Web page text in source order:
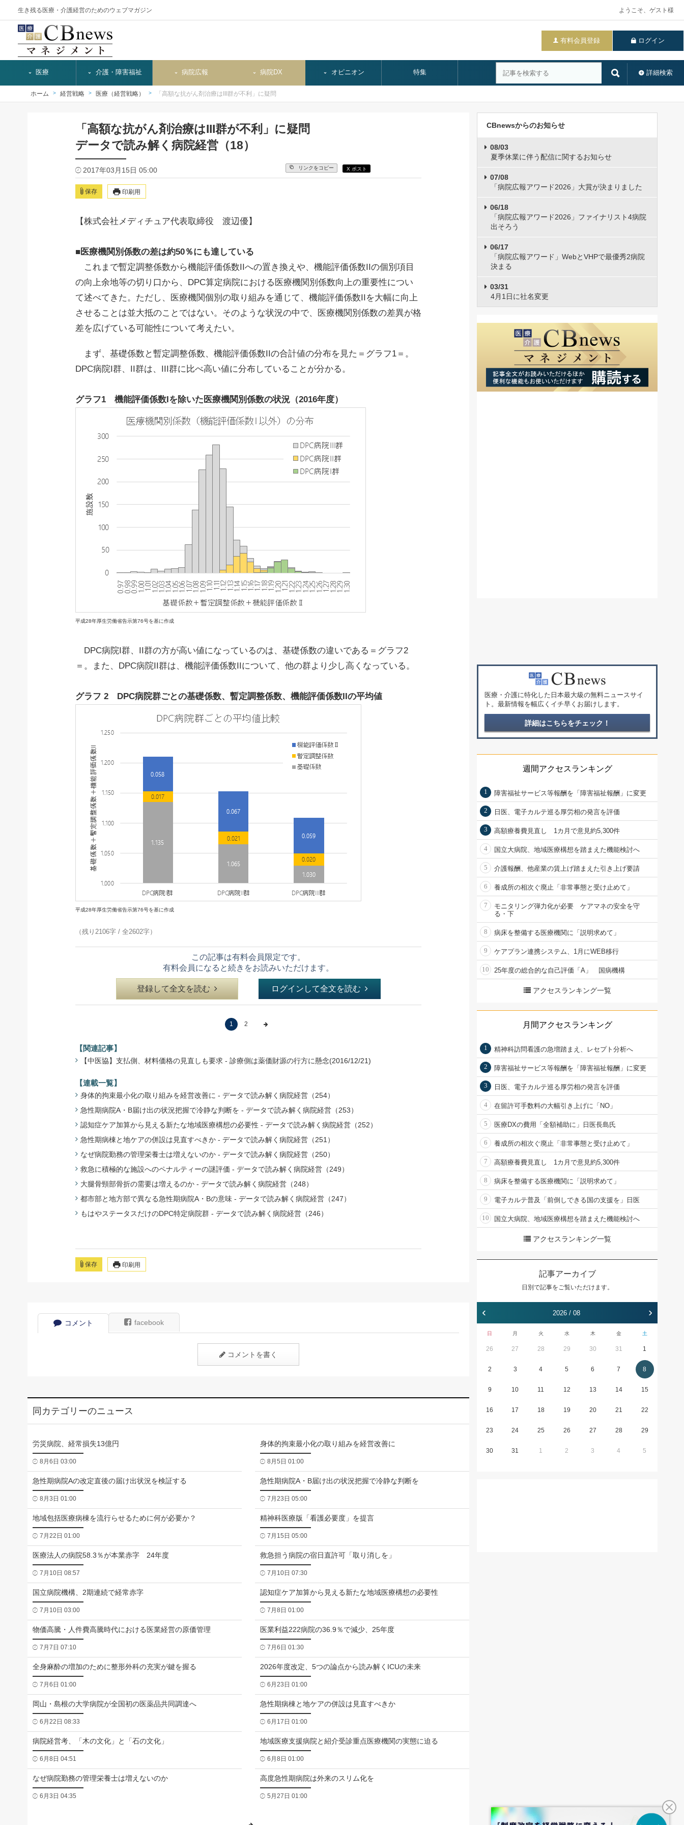
生き残る医療・介護経営のためのウェブマガジン ようこそ、ゲスト様
有料会員登録 ログイン
詳細検索
医療 介護・障害福祉 病院広報 病院DX オピニオン 特集
ホーム 経営戦略 医療（経営戦略） 「高額な抗がん剤治療はIII群が不利」に疑問
「高額な抗がん剤治療はIII群が不利」に疑問
データで読み解く病院経営（18）
2017年03月15日 05:00 リンクをコピー X ポスト
保存 印刷用
【株式会社メディチュア代表取締役 渡辺優】
■医療機関別係数の差は約50％にも達している
これまで暫定調整係数から機能評価係数IIへの置き換えや、機能評価係数IIの個別項目
の向上余地等の切り口から、DPC算定病院における医療機関別係数向上の重要性につい
て述べてきた。ただし、医療機関個別の取り組みを通じて、機能評価係数IIを大幅に向上
させることは並大抵のことではない。そのような状況の中で、医療機関別係数の差異が格
差を広げている可能性について考えたい。
まず、基礎係数と暫定調整係数、機能評価係数IIの合計値の分布を見た＝グラフ1＝。
DPC病院I群、II群は、III群に比べ高い値に分布していることが分かる。
グラフ1 機能評価係数Iを除いた医療機関別係数の状況（2016年度）
平成28年厚生労働省告示第76号を基に作成
DPC病院I群、II群の方が高い値になっているのは、基礎係数の違いである＝グラフ2
＝。また、DPC病院II群は、機能評価係数IIについて、他の群より少し高くなっている。
グラフ 2 DPC病院群ごとの基礎係数、暫定調整係数、機能評価係数IIの平均値
平成28年厚生労働省告示第76号を基に作成
（残り2106字 / 全2602字）
この記事は有料会員限定です。
有料会員になると続きをお読みいただけます。
登録して全文を読む ログインして全文を読む
1 2
【関連記事】
【中医協】支払側、材料価格の見直しも要求 - 診療側は薬価財源の行方に懸念(2016/12/21)
【連載一覧】
身体的拘束最小化の取り組みを経営改善に - データで読み解く病院経営（254）
急性期病院A・B届け出の状況把握で冷静な判断を - データで読み解く病院経営（253）
認知症ケア加算から見える新たな地域医療構想の必要性 - データで読み解く病院経営（252）
急性期病棟と地ケアの併設は見直すべきか - データで読み解く病院経営（251）
なぜ病院勤務の管理栄養士は増えないのか - データで読み解く病院経営（250）
救急に積極的な施設へのペナルティーの謎評価 - データで読み解く病院経営（249）
大腿骨頸部骨折の需要は増えるのか - データで読み解く病院経営（248）
都市部と地方部で異なる急性期病院A・Bの意味 - データで読み解く病院経営（247）
もはやステータスだけのDPC特定病院群 - データで読み解く病院経営（246）
保存 印刷用
コメント facebook
コメントを書く
同カテゴリーのニュース
労災病院、経常損失13億円
8月6日 03:00
身体的拘束最小化の取り組みを経営改善に
8月5日 01:00
急性期病院Aの改定直後の届け出状況を検証する
8月3日 01:00
急性期病院A・B届け出の状況把握で冷静な判断を
7月23日 05:00
地域包括医療病棟を流行らせるために何が必要か？
7月22日 01:00
精神科医療版「看護必要度」を提言
7月15日 05:00
医療法人の病院58.3％が本業赤字 24年度
7月10日 08:57
救急担う病院の宿日直許可「取り消しを」
7月10日 07:30
国立病院機構、2期連続で経常赤字
7月10日 03:00
認知症ケア加算から見える新たな地域医療構想の必要性
7月8日 01:00
物価高騰・人件費高騰時代における医業経営の原価管理
7月7日 07:10
医業利益222病院の36.9％で減少、25年度
7月6日 01:30
全身麻酔の増加のために整形外科の充実が鍵を握る
7月6日 01:00
2026年度改定、5つの論点から読み解くICUの未来
6月23日 01:00
岡山・島根の大学病院が全国初の医薬品共同調達へ
6月22日 08:33
急性期病棟と地ケアの併設は見直すべきか
6月17日 01:00
病院経営考、「木の文化」と「石の文化」
6月8日 04:51
地域医療支援病院と紹介受診重点医療機関の実態に迫る
6月8日 01:00
なぜ病院勤務の管理栄養士は増えないのか
6月3日 04:35
高度急性期病院は外来のスリム化を
5月27日 01:00
CBnewsからのお知らせ
08/03
夏季休業に伴う配信に関するお知らせ
07/08
「病院広報アワード2026」大賞が決まりました
06/18
「病院広報アワード2026」ファイナリスト4病院
出そろう
06/17
「病院広報アワード」WebとVHPで最優秀2病院
決まる
03/31
4月1日に社名変更
医療・介護に特化した日本最大級の無料ニュースサイ
ト。最新情報を幅広くイチ早くお届けします。
詳細はこちらをチェック！
週間アクセスランキング
1 障害福祉サービス等報酬を「障害福祉報酬」に変更
2 日医、電子カルテ巡る厚労相の発言を評価
3 高額療養費見直し 1カ月で意見約5,300件
4 国立大病院、地域医療構想を踏まえた機能検討へ
5 介護報酬、他産業の賃上げ踏まえた引き上げ要請
6 養成所の相次ぐ廃止「非常事態と受け止めて」
7
モニタリング弾力化が必要 ケアマネの安全を守
る・下
8 病床を整備する医療機関に「説明求めて」
9 ケアプラン連携システム、1月にWEB移行
10 25年度の総合的な自己評価「A」 国病機構
アクセスランキング一覧
月間アクセスランキング
1 精神科訪問看護の急増踏まえ、レセプト分析へ
2 障害福祉サービス等報酬を「障害福祉報酬」に変更
3 日医、電子カルテ巡る厚労相の発言を評価
4 在留許可手数料の大幅引き上げに「NO」
5 医療DXの費用「全額補助に」日医長島氏
6 養成所の相次ぐ廃止「非常事態と受け止めて」
7 高額療養費見直し 1カ月で意見約5,300件
8 病床を整備する医療機関に「説明求めて」
9 電子カルテ普及「前倒しできる国の支援を」日医
10 国立大病院、地域医療構想を踏まえた機能検討へ
アクセスランキング一覧
記事アーカイブ
日別で記事をご覧いただけます。
‹ 2026 / 08 ›
日 月 火 水 木 金 土
26 27 28 29 30 31 1
2 3 4 5 6 7 8
9 10 11 12 13 14 15
16 17 18 19 20 21 22
23 24 25 26 27 28 29
30 31 1 2 3 4 5